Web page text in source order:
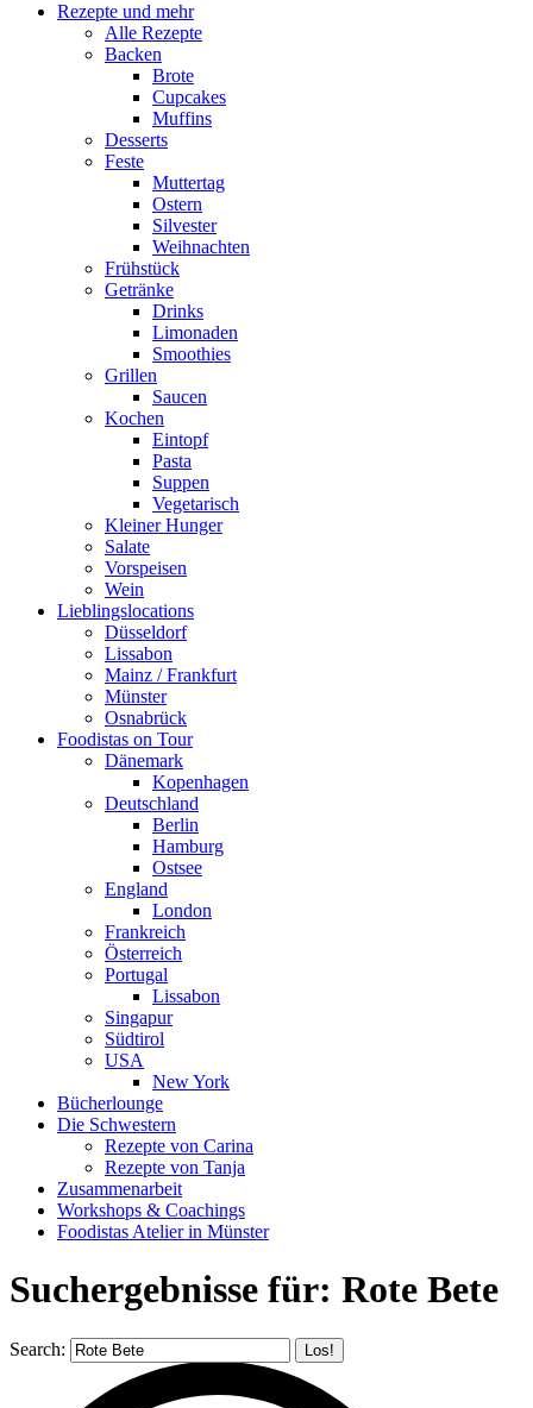
Rezepte und mehr
Alle Rezepte
Backen
Brote
Cupcakes
Muffins
Desserts
Feste
Muttertag
Ostern
Silvester
Weihnachten
Frühstück
Getränke
Drinks
Limonaden
Smoothies
Grillen
Saucen
Kochen
Eintopf
Pasta
Suppen
Vegetarisch
Kleiner Hunger
Salate
Vorspeisen
Wein
Lieblingslocations
Düsseldorf
Lissabon
Mainz / Frankfurt
Münster
Osnabrück
Foodistas on Tour
Dänemark
Kopenhagen
Deutschland
Berlin
Hamburg
Ostsee
England
London
Frankreich
Österreich
Portugal
Lissabon
Singapur
Südtirol
USA
New York
Bücherlounge
Die Schwestern
Rezepte von Carina
Rezepte von Tanja
Zusammenarbeit
Workshops & Coachings
Foodistas Atelier in Münster
Suchergebnisse für: Rote Bete
Search: